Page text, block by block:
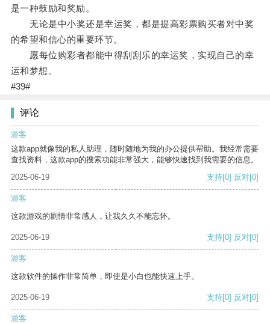
是一种鼓励和奖励。
无论是中小奖还是幸运奖，都是提高彩票购买者对中奖
的希望和信心的重要环节。
愿每位购彩者都能中得刮刮乐的幸运奖，实现自己的幸
运和梦想。
#39#
评论
游客
这款app就像我的私人助理，随时随地为我的办公提供帮助。我经常需要
查找资料，这款app的搜索功能非常强大，能够快速找到我需要的信息。
2025-06-19
支持[0] 反对[0]
游客
这款游戏的剧情非常感人，让我久久不能忘怀。
2025-06-19 支持[0] 反对[0]
游客
这款软件的操作非常简单，即使是小白也能快速上手。
2025-06-19 支持[0] 反对[0]
游客